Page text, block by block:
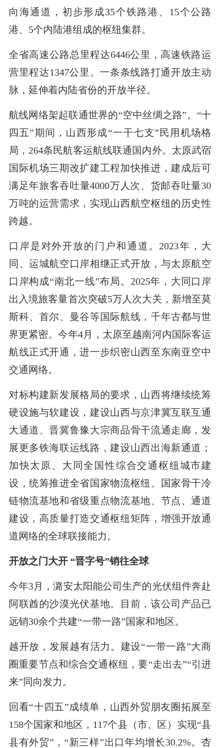
向海通道，初步形成35个铁路港、15个公路
港、5个内陆港组成的枢纽集群。
全省高速公路总里程达6446公里，高速铁路运
营里程达1347公里。一条条线路打通开放主动
脉，延伸着内陆省份的开放半径。
航线网络架起联通世界的“空中丝绸之路”。“十
四五”期间，山西形成“一干七支”民用机场格
局，264条民航客运航线联通国内外。太原武宿
国际机场三期改扩建工程加快推进，建成后可
满足年旅客吞吐量4000万人次、货邮吞吐量30
万吨的运营需求，实现山西航空枢纽的历史性
跨越。
口岸是对外开放的门户和通道。2023年，大
同、运城航空口岸相继正式开放，与太原航空
口岸构成“南北一线”布局。2025年，大同口岸
出入境旅客量首次突破5万人次大关，新增至莫
斯科、首尔、曼谷等国际航线，千年古都与世
界更紧密。今年4月，太原至越南河内国际客运
航线正式开通，进一步织密山西至东南亚空中
交通网络。
对标构建新发展格局的要求，山西将继续统筹
硬设施与软建设，建设山西与京津冀互联互通
大通道、晋冀鲁豫大宗商品骨干流通走廊，发
展更多铁海联运线路，建设山西出海新通道；
加快太原、大同全国性综合交通枢纽城市建
设，统筹推进全省国家物流枢纽、国家骨干冷
链物流基地和省级重点物流基地、节点、通道
建设，高质量打造交通枢纽矩阵，增强开放通
道网络的全球联接能力。
开放之门大开 “晋字号”销往全球
今年3月，潞安太阳能公司生产的光伏组件奔赴
阿联酋的沙漠光伏基地。目前，该公司产品已
远销30余个共建“一带一路”国家和地区。
越开放，发展越有活力。建设“一带一路”大商
圈重要节点和综合交通枢纽，要“走出去”“引进
来”同向发力。
回看“十四五”成绩单，山西外贸朋友圈拓展至
158个国家和地区，117个县（市、区）实现“县
县有外贸”，“新三样”出口年均增长30.2%。杏